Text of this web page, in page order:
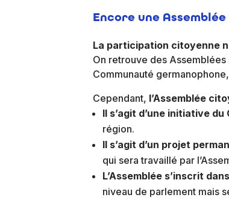
Encore une
La participation citoyenne
On retrouve des
Communauté
Cependant, l’Assemblée
Il s’agit d’une initiative
région.
Il s’agit d’un projet
qui sera travaillé par
L’Assemblée s’inscrit
niveau de parlement mais